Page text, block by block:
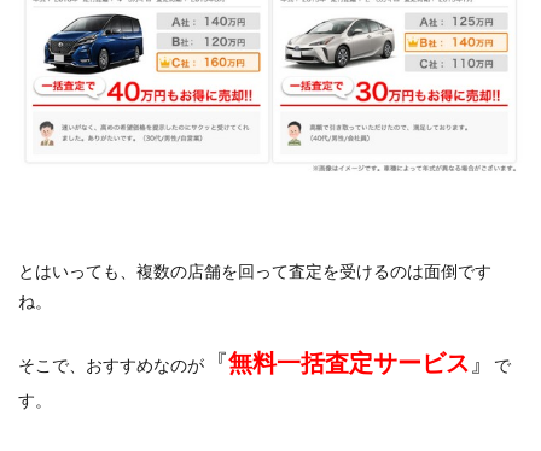
とはいっても、複数の店舗を回って査定を受けるのは面倒です
ね。
そこで、おすすめなのが 『無料一括査定サービス 』
で
す。